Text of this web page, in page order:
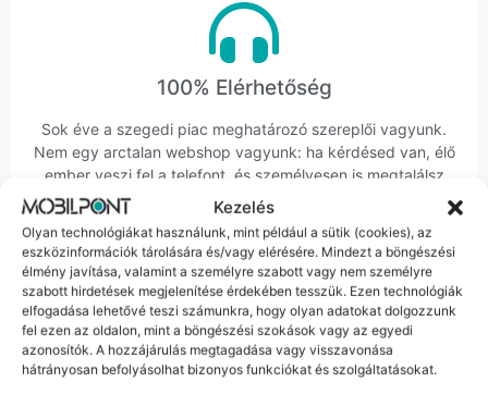
Kezelés
Olyan technológiákat használunk, mint például a sütik (cookies), az
eszközinformációk tárolására és/vagy elérésére. Mindezt a böngészési
élmény javítása, valamint a személyre szabott vagy nem személyre
szabott hirdetések megjelenítése érdekében tesszük. Ezen technológiák
elfogadása lehetővé teszi számunkra, hogy olyan adatokat dolgozzunk
fel ezen az oldalon, mint a böngészési szokások vagy az egyedi
azonosítók. A hozzájárulás megtagadása vagy visszavonása
hátrányosan befolyásolhat bizonyos funkciókat és szolgáltatásokat.
100% Elérhetőség
Sok éve a szegedi piac meghatározó szereplői vagyunk.
Nem egy arctalan webshop vagyunk: ha kérdésed van, élő
ember veszi fel a telefont, és személyesen is megtalálsz
minket Szegeden.
Korrekt Ügyintézés
Hibázni emberi dolog, de a felelősségvállalás nálunk alap.